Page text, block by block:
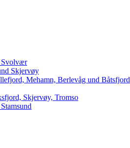
Svolvær
Skjervøy
Mehamn, Berlevåg und Båtsfjord
Skjervøy, Tromso